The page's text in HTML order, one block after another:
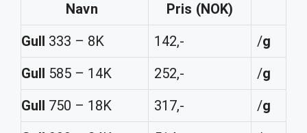
Navn
Pris (NOK)
Gull 333 – 8K 142,- /g
Gull 585 – 14K 252,- /g
Gull 750 – 18K 317,- /g